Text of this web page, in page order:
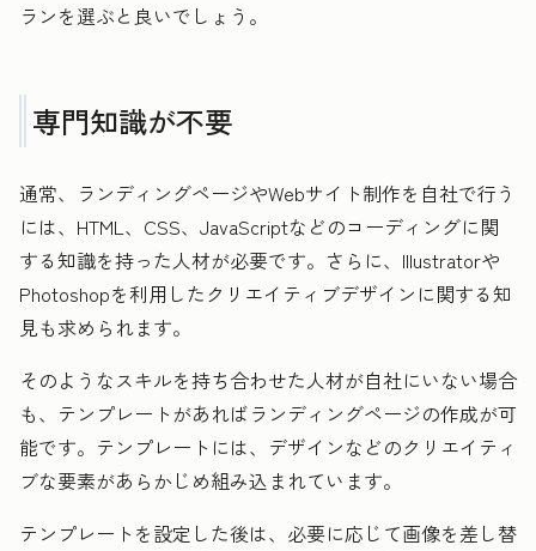
ランを選ぶと良いでしょう。
専門知識が不要
通常、ランディングページやWebサイト制作を自社で行う
には、HTML、CSS、JavaScriptなどのコーディングに関
する知識を持った人材が必要です。さらに、Illustratorや
Photoshopを利用したクリエイティブデザインに関する知
見も求められます。
そのようなスキルを持ち合わせた人材が自社にいない場合
も、テンプレートがあればランディングページの作成が可
能です。テンプレートには、デザインなどのクリエイティ
ブな要素があらかじめ組み込まれています。
テンプレートを設定した後は、必要に応じて画像を差し替